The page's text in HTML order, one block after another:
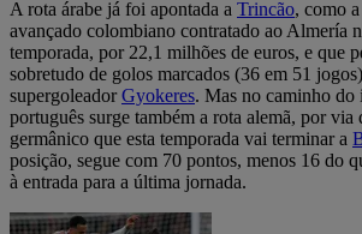
A rota árabe já foi apontada a Trincão, como a
avançado colombiano contratado ao Almería
temporada, por 22,1 milhões de euros, e que
sobretudo de golos marcados (36 em 51
supergoleadorGyokeres. Mas no caminho do
português surge também a rota alemã, por via
germânico que esta temporada vai terminar a
posição, segue com 70 pontos, menos 16 do
à entrada para a última jornada.